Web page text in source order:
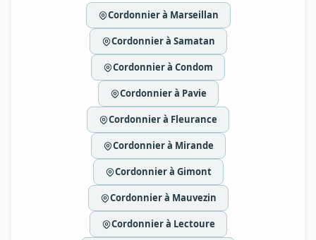
Cordonnier à Marseillan
Cordonnier à Samatan
Cordonnier à Condom
Cordonnier à Pavie
Cordonnier à Fleurance
Cordonnier à Mirande
Cordonnier à Gimont
Cordonnier à Mauvezin
Cordonnier à Lectoure